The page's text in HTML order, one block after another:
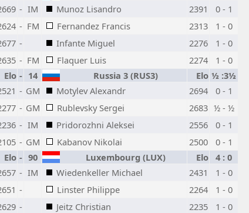
- IM Munoz Lisandro 2391
0 - 1
- FM Fernandez Francis 2313
1 - 0
- Infante Miguel 2276
1 - 0
- FM Flaquer Luis 2274
1 - 0
Elo - 14 Russia 3 (RUS3) Elo ½ :3½
- GM Motylev Alexandr 2694
0 - 1
- GM Rublevsky Sergei 2683 ½ - ½
- IM Pridorozhni Aleksei 2556
0 - 1
- GM Kabanov Nikolai 2500
0 - 1
Elo - 90 Luxembourg (LUX) Elo 4 : 0
- IM Wiedenkeller Michael 2431
1 - 0
- Linster Philippe 2264
1 - 0
- Jeitz Christian 2235
1 - 0